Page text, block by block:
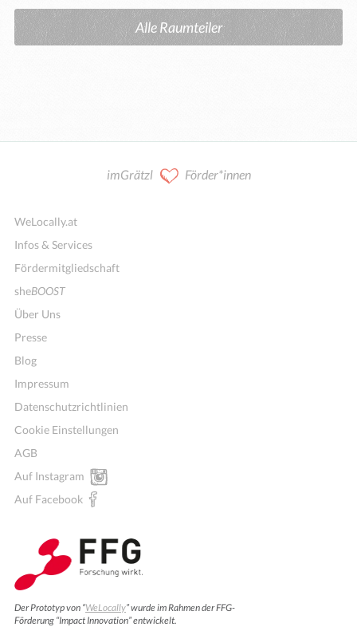
Alle Raumteiler
imGrätzl Förder*innen
WeLocally.at
Infos & Services
Fördermitgliedschaft
sheBOOST
Über Uns
Presse
Blog
Impressum
Datenschutzrichtlinien
Cookie Einstellungen
AGB
Auf Instagram
Auf Facebook
Der Prototyp von “WeLocally” wurde im Rahmen der FFG-
Förderung “Impact Innovation” entwickelt.